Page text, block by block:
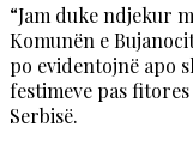
“Jam duke ndjekur
Komunën e
po evidentojnë apo
festimeve pas
Serbisë.